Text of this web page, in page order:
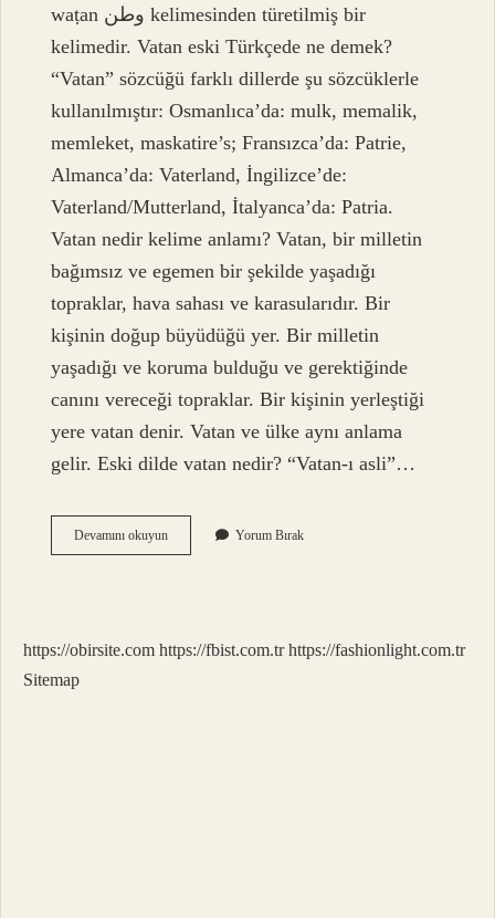
waṭan وطن kelimesinden türetilmiş bir
kelimedir. Vatan eski Türkçede ne demek?
“Vatan” sözcüğü farklı dillerde şu sözcüklerle
kullanılmıştır: Osmanlıca’da: mulk, memalik,
memleket, maskatire’s; Fransızca’da: Patrie,
Almanca’da: Vaterland, İngilizce’de:
Vaterland/Mutterland, İtalyanca’da: Patria.
Vatan nedir kelime anlamı? Vatan, bir milletin
bağımsız ve egemen bir şekilde yaşadığı
topraklar, hava sahası ve karasularıdır. Bir
kişinin doğup büyüdüğü yer. Bir milletin
yaşadığı ve koruma bulduğu ve gerektiğinde
canını vereceği topraklar. Bir kişinin yerleştiği
yere vatan denir. Vatan ve ülke aynı anlama
gelir. Eski dilde vatan nedir? “Vatan-ı asli”…
Devamını okuyunVatan
Kelimesi
Yorum Bırak
https://obirsite.com https://fbist.com.tr https://fashionlight.com.tr
Sitemap